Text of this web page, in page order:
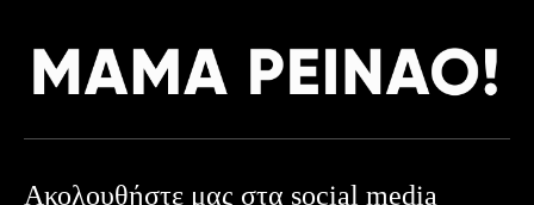
Ακολουθήστε μας στα social media